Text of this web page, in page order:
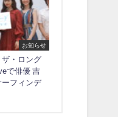
お知らせ
ザ・ロング
で俳優 吉
フィンデ